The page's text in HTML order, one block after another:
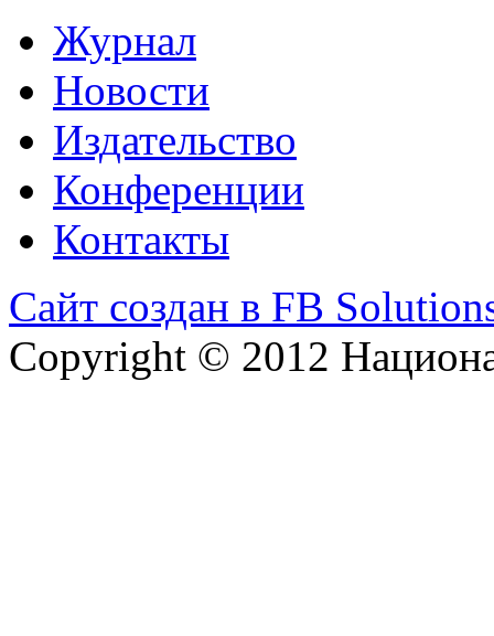
Журнал
Новости
Издательство
Конференции
Контакты
Сайт создан в FB
Copyright © 2012